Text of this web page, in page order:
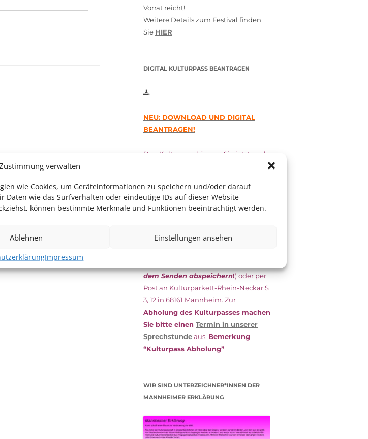
verwalten
wie Cookies, um Geräteinformationen zu speichern und/oder darauf
wie das Surfverhalten oder eindeutige IDs auf dieser Website
können bestimmte Merkmale und Funktionen beeinträchtigt werden.
Ablehnen Einstellungen ansehen
Impressum
Vorrat reicht!
Weitere Details zum Festival finden
Sie HIER
DIGITAL KULTURPASS BEANTRAGEN
NEU: DOWNLOAD UND DIGITAL
BEANTRAGEN!
Den Kulturpass können Sie jetzt auch
esunterschriebenzusammen mit
dem aktuellen
(Bürgergeld/
das Kulturparkett zurück: Per E-Mail
dem Senden abspeichern!) oder per
Post an Kulturparkett-Rhein-Neckar S
3, 12 in 68161 Mannheim. Zur
Abholung des Kulturpasses machen
Sie bitte einen Termin in unserer
Sprechstundeaus. Bemerkung
“Kulturpass Abholung”
WIR SIND UNTERZEICHNER*INNEN DER
MANNHEIMER ERKLÄRUNG